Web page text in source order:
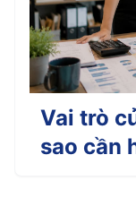
Vai trò
sao cần